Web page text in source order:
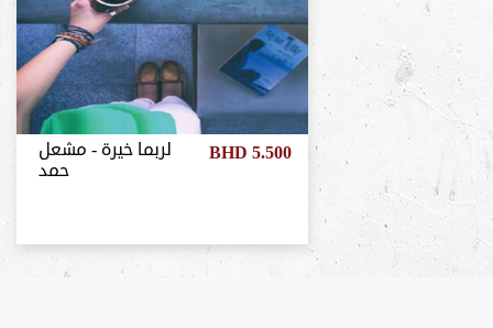
لربما خيرة - مشعل
حمد
BHD 5.500